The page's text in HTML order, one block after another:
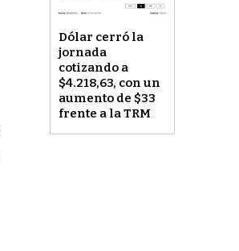
Dólar cerró la
jornada
cotizando a
$4.218,63, con un
aumento de $33
frente a la TRM